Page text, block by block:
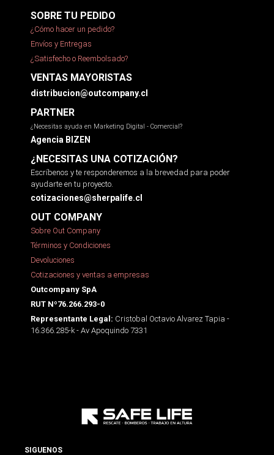
SOBRE TU PEDIDO
¿Cómo hacer un pedido?
Envíos y Entregas
¿Satisfecho o Reembolsado?
VENTAS MAYORISTAS
distribucion@outcompany.cl
PARTNER
¿Necesitas ayuda en Marketing Digital - Comercial?
Agencia BIZEN
¿NECESITAS UNA COTIZACIÓN?
Escríbenos y te responderemos a la brevedad para poder
ayudarte en tu proyecto.
cotizaciones@sherpalife.cl
OUT COMPANY
Sobre Out Company
Términos y Condiciones
Devoluciones
Cotizaciones y ventas a empresas
Outcompany SpA
RUT Nº76.266.293-0
Representante Legal: Cristobal Octavio Alvarez Tapia -
16.366.285-k - Av Apoquindo 7331
SIGUENOS